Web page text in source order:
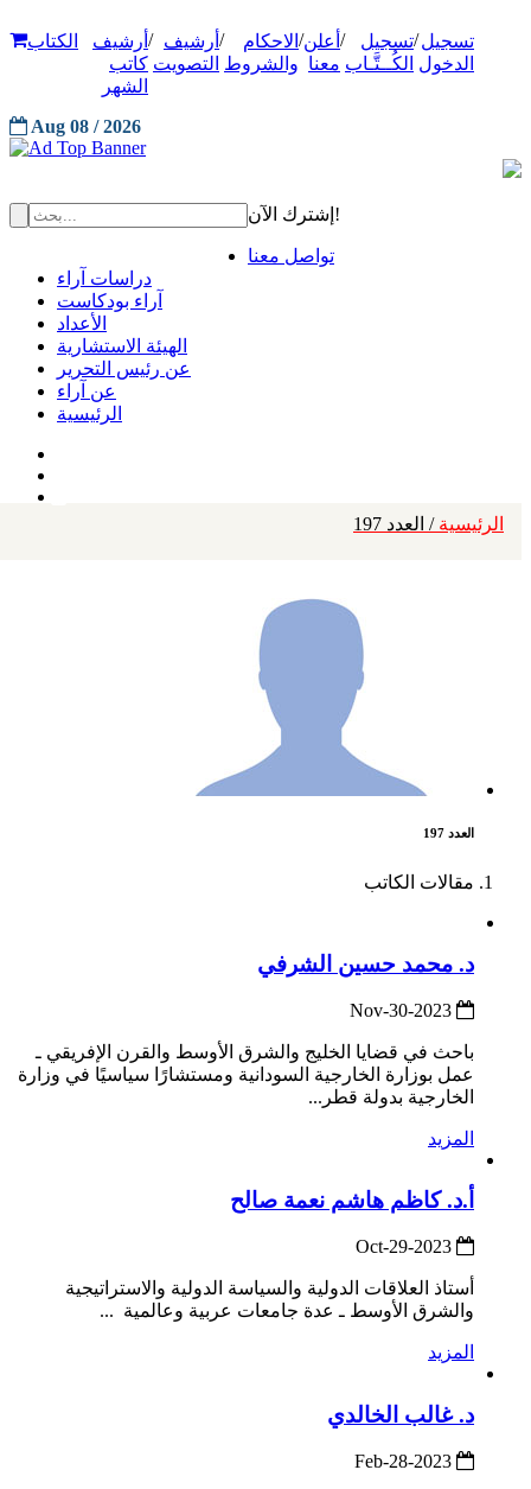
تسجيل
الدخول
/تسجيل
الكُــتَّـاب
/ أعلن
معنا
/ الاحكام
والشروط
/ أرشيف
التصويت
/ أرشيف
كاتب
الشهر
الكتاب
Aug 08 / 2026
إشترك الآن!
تواصل معنا
دراسات آراء
آراء بودكاست
الأعداد
الهيئة الاستشارية
عن رئيس التحرير
عن آراء
الرئيسية
الرئيسية / العدد 197
العدد 197
مقالات الكاتب
د. محمد حسين الشرفي
باحث في قضايا الخليج والشرق الأوسط والقرن الإفريقي ـ
عمل بوزارة الخارجية السودانية ومستشارًا سياسيًا في وزارة
الخارجية بدولة قطر...
المزيد
أ.د. كاظم هاشم نعمة صالح
أستاذ العلاقات الدولية والسياسة الدولية والاستراتيجية
والشرق الأوسط ـ عدة جامعات عربية وعالمية ...
المزيد
د. غالب الخالدي